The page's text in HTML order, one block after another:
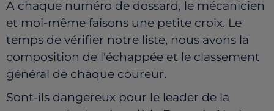
A chaque numéro de dossard, le mécanicien
et moi-même faisons une petite croix. Le
temps de vérifier notre liste, nous avons la
composition de l'échappée et le classement
général de chaque coureur.
Sont-ils dangereux pour le leader de la